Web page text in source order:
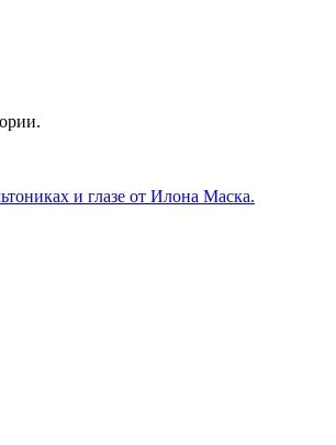
и глазе от Илона Маска.